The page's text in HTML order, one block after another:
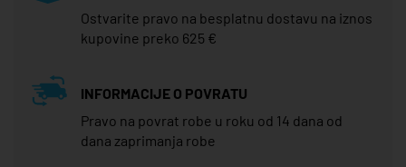
Ostvarite pravo na besplatnu dostavu na iznos
kupovine preko 625 €
INFORMACIJE O POVRATU
Pravo na povrat robe u roku od 14 dana od
dana zaprimanja robe